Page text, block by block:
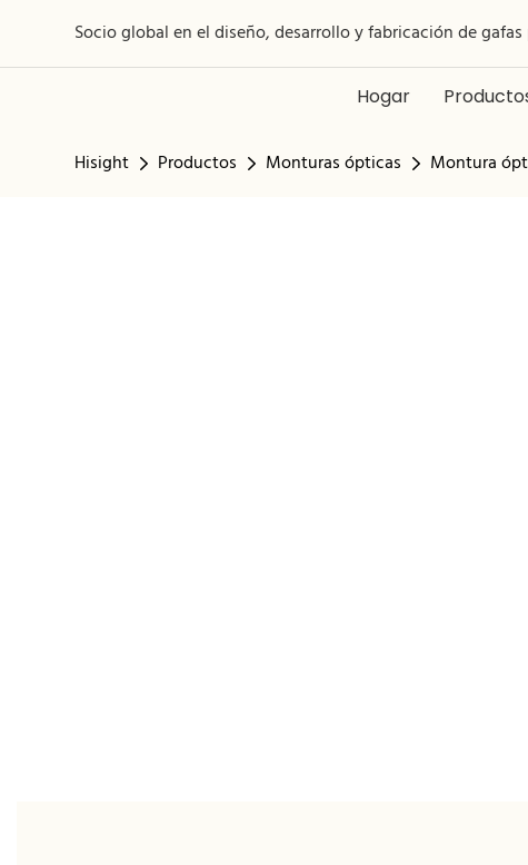
Socio global en el diseño, desarrollo y fabricación de gafas
Hogar
Hisight Productos Monturas ópticas Montura